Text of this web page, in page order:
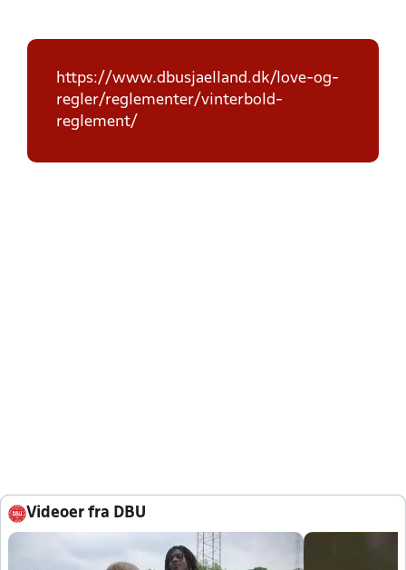
https://www.dbusjaelland.dk/love-og-
regler/reglementer/vinterbold-
reglement/
Videoer fra DBU